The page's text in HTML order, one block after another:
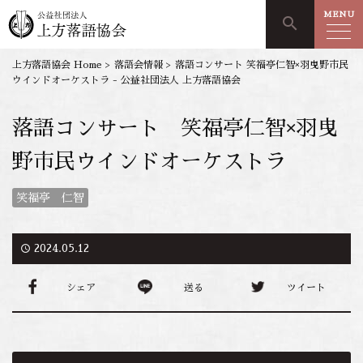
search MENU
上方落語協会 Home > 落語会情報 > 落語コンサート 笑福亭仁智×羽曳野市民
ウインドオーケストラ - 公益社団法人 上方落語協会
落語コンサート 笑福亭仁智×羽曳
野市民ウインドオーケストラ
笑福亭 仁智
access_time 2024.05.12
シェア 送る ツイート